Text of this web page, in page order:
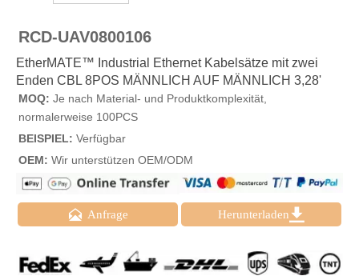
RCD-UAV0800106
EtherMATE™ Industrial Ethernet Kabelsätze mit zwei
Enden CBL 8POS MÄNNLICH AUF MÄNNLICH 3,28'
MOQ: Je nach Material- und Produktkomplexität,
normalerweise 100PCS
BEISPIEL: Verfügbar
OEM: Wir unterstützen OEM/ODM
 Anfrage Herunterladen 